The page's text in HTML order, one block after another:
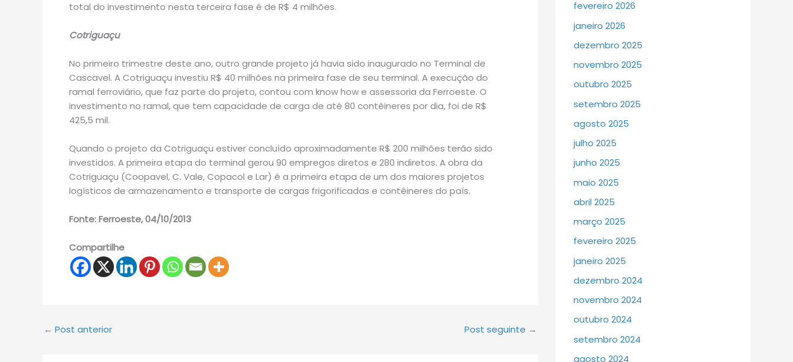
total do investimento nesta terceira fase é de R$ 4 milhões.
Cotriguaçu
No primeiro trimestre deste ano, outro grande projeto já havia sido inaugurado no Terminal de
Cascavel. A Cotriguaçu investiu R$ 40 milhões na primeira fase de seu terminal. A execução do
ramal ferroviário, que faz parte do projeto, contou com know how e assessoria da Ferroeste. O
investimento no ramal, que tem capacidade de carga de até 80 contêineres por dia, foi de R$
425,5 mil.
Quando o projeto da Cotriguaçu estiver concluído aproximadamente R$ 200 milhões terão sido
investidos. A primeira etapa do terminal gerou 90 empregos diretos e 280 indiretos. A obra da
Cotriguaçu (Coopavel, C. Vale, Copacol e Lar) é a primeira etapa de um dos maiores projetos
logísticos de armazenamento e transporte de cargas frigorificadas e contêineres do país.
Fonte: Ferroeste, 04/10/2013
Compartilhe
← Post anterior Post seguinte →
fevereiro 2026
janeiro 2026
dezembro 2025
novembro 2025
outubro 2025
setembro 2025
agosto 2025
julho 2025
junho 2025
maio 2025
abril 2025
março 2025
fevereiro 2025
janeiro 2025
dezembro 2024
novembro 2024
outubro 2024
setembro 2024
agosto 2024